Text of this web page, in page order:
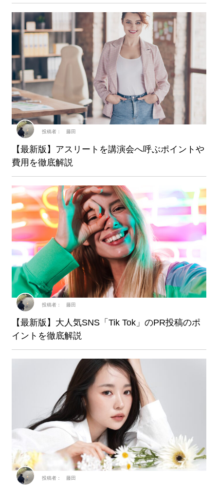
【最新版】アスリートを講演会へ呼ぶポイントや
費用を徹底解説
投稿者： 藤田
【最新版】大人気SNS「Tik Tok」のPR投稿のポ
イントを徹底解説
投稿者： 藤田
投稿者： 藤田